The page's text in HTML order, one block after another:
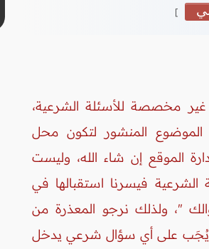
]
غير مخصصة للأسئلة الشرعية،
الموضوع المنشور لتكون محل
الموقع إن شاء الله، وليست
الشرعية فيسرنا استقبالها في
"، ولذلك نرجو المعذرة من
لم يُجَب على أي سؤال شرعي يدخل